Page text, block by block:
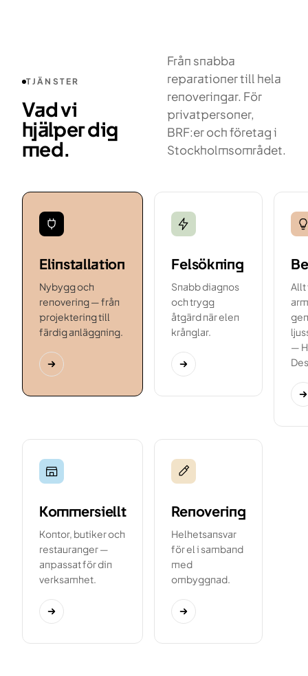
TJÄNSTER
Vad vi
hjälper dig
med.
Från snabba
reparationer till hela
renoveringar. För
privatpersoner,
BRF:er och företag i
Stockholmsområdet.
Elinstallation
Nybygg och
renovering — från
projektering till
färdig anläggning.
Felsökning
Snabb diagnos
och trygg
åtgärd när elen
krånglar.
Allt
—
Kommersiellt
Kontor, butiker och
restauranger —
anpassat för din
verksamhet.
Renovering
Helhetsansvar
för el i samband
med
ombyggnad.